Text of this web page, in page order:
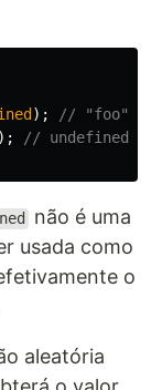
);
// "foo",
);
// undefined,
não é uma
usada como
o
aleatória